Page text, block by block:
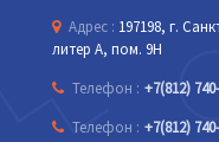
Адрес : 197198, г.
литер А, пом. 9Н
Телефон : +7(812)
Телефон : +7(812)